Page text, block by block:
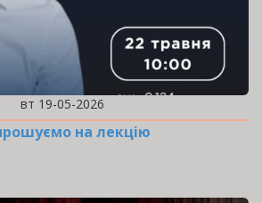
вт 19-05-2026
на лекцію